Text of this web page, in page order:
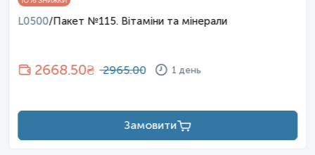
L0500/Пакет №115. Вітаміни та мінерали
2668.50₴ 2965.00 1 день
Замовити